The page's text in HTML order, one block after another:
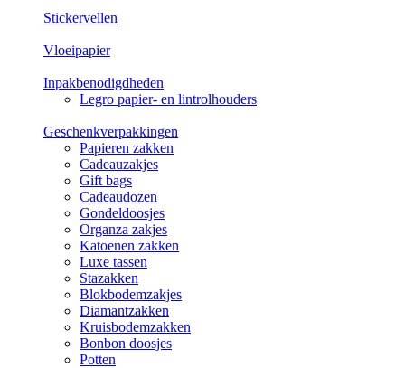
Stickervellen
Vloeipapier
Inpakbenodigdheden
Legro papier- en lintrolhouders
Geschenkverpakkingen
Papieren zakken
Cadeauzakjes
Gift bags
Cadeaudozen
Gondeldoosjes
Organza zakjes
Katoenen zakken
Luxe tassen
Stazakken
Blokbodemzakjes
Diamantzakken
Kruisbodemzakken
Bonbon doosjes
Potten